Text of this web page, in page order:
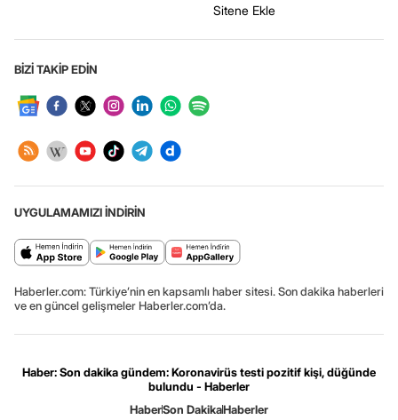
Sitene Ekle
BİZİ TAKİP EDİN
UYGULAMAMIZI İNDİRİN
Haberler.com: Türkiye’nin en kapsamlı haber sitesi. Son dakika haberleri
ve en güncel gelişmeler Haberler.com’da.
Haber: Son dakika gündem: Koronavirüs testi pozitif kişi, düğünde
bulundu - Haberler
HaberSon DakikaHaberler